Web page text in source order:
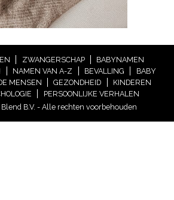
ZWANGERSCHAP
BABYNAMEN
NAMEN VAN A-Z BEVALLING
BABY
MENSEN GEZONDHEID
KINDEREN
PERSOONLIJKE VERHALEN
B.V. - Alle rechten voorbehouden